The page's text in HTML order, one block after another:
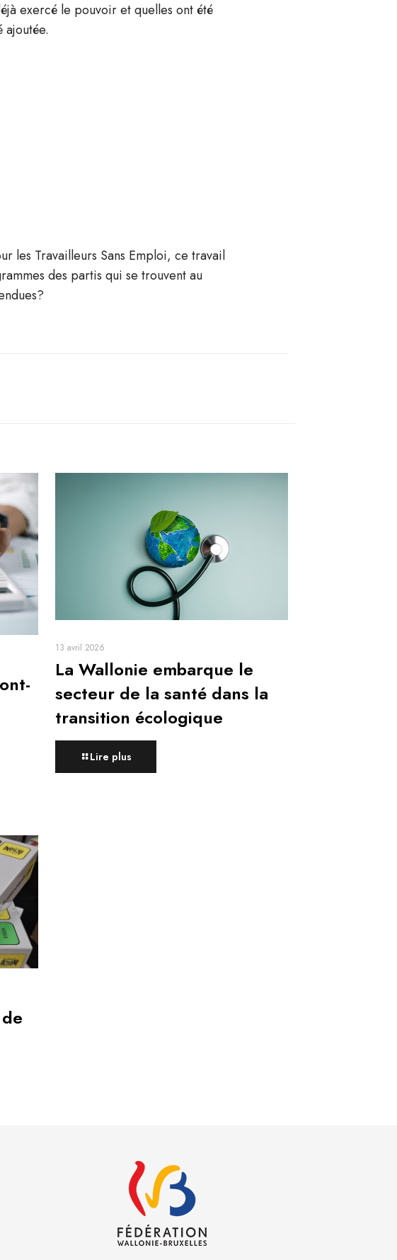
exercé le pouvoir et quelles ont été
ajoutée.
les Travailleurs Sans Emploi, ce travail
des partis qui se trouvent au
13 avril 2026
La Wallonie embarque le
secteur de la santé dans la
transition écologique
Lire plus